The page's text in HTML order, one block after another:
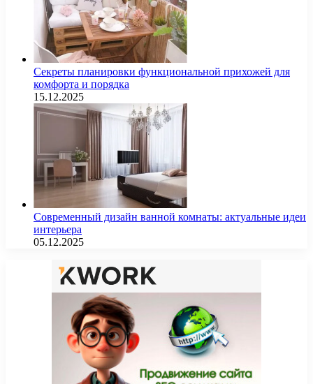
Секреты планировки функциональной прихожей для
комфорта и порядка
15.12.2025
Современный дизайн ванной комнаты: актуальные идеи
интерьера
05.12.2025